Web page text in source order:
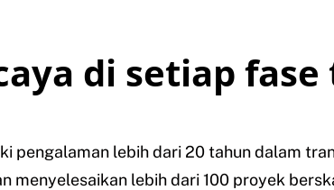
di setiap
pengalaman lebih dari 20 tahun dalam
menyelesaikan lebih dari 100 proyek